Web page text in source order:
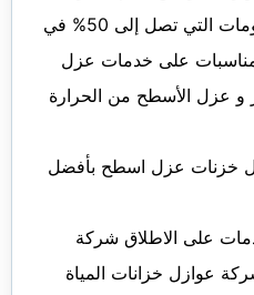
لعملائها العروض والخصومات التي تصل إلى 50% في
على خدمات عزل
و عزل الأسطح من الحرارة
خزنات عزل اسطح بأفضل
على الاطلاق شركة
عوازل خزانات المياة